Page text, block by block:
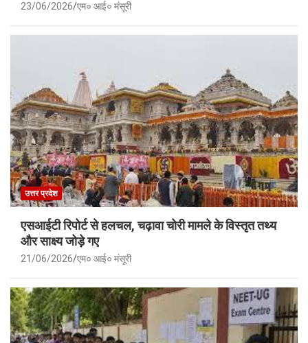
23/06/2026 एम० आई० मंसूरी
उत्तर प्रदेश
एसआईटी रिपोर्ट से हलचल, चढ़ावा चोरी मामले के विस्तृत तथ्य
और साक्ष्य जोड़े गए
21/06/2026 एम० आई० मंसूरी